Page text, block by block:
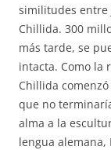
similitudes entre
Chillida. 300
más tarde, se
intacta. Como la
Chillida
que no
alma a la
lengua alemana,